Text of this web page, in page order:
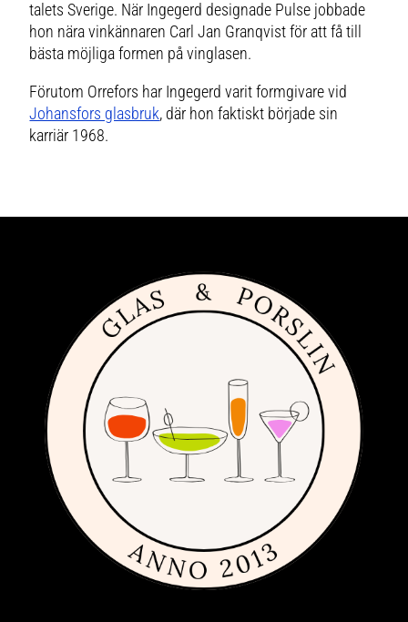
talets Sverige. När Ingegerd designade Pulse jobbade
hon nära vinkännaren Carl Jan Granqvist för att få till
bästa möjliga formen på vinglasen.
Förutom Orrefors har Ingegerd varit formgivare vid
Johansfors glasbruk, där hon faktiskt började sin
karriär 1968.